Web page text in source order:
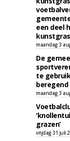
een deel
maandag 3
De
te
beregend
maandag 3
grazen’
vrijdag 31 juli